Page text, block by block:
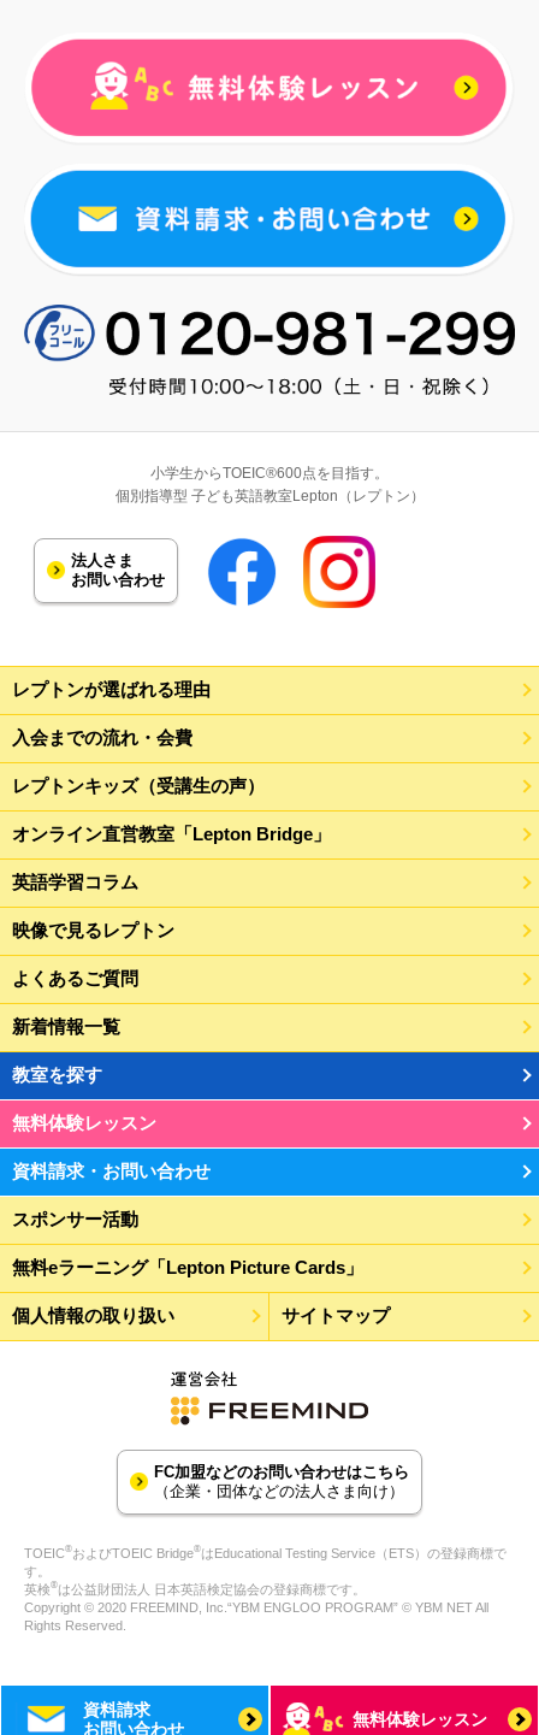
小学生からTOEIC®600点を目指す。
個別指導型 子ども英語教室Lepton（レプトン）
法人さま
お問い合わせ
レプトンが選ばれる理由
入会までの流れ・会費
レプトンキッズ（受講生の声）
オンライン直営教室「Lepton Bridge」
英語学習コラム
映像で見るレプトン
よくあるご質問
新着情報一覧
教室を探す
無料体験レッスン
資料請求・お問い合わせ
スポンサー活動
無料eラーニング「Lepton Picture Cards」
個人情報の取り扱い サイトマップ
FC加盟などのお問い合わせはこちら
（企業・団体などの法人さま向け）
TOEIC®およびTOEIC Bridge®はEducational Testing Service（ETS）の登録商標で
す。
英検®は公益財団法人 日本英語検定協会の登録商標です。
Copyright © 2020 FREEMIND, Inc.“YBM ENGLOO PROGRAM” © YBM NET All
Rights Reserved.
資料請求
お問い合わせ
無料体験レッスン